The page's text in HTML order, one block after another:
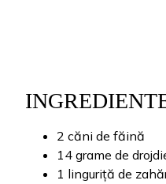
2 căni de făină
14 grame de
1 linguriță de